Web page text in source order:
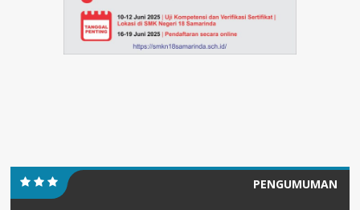
PENGUMUMAN